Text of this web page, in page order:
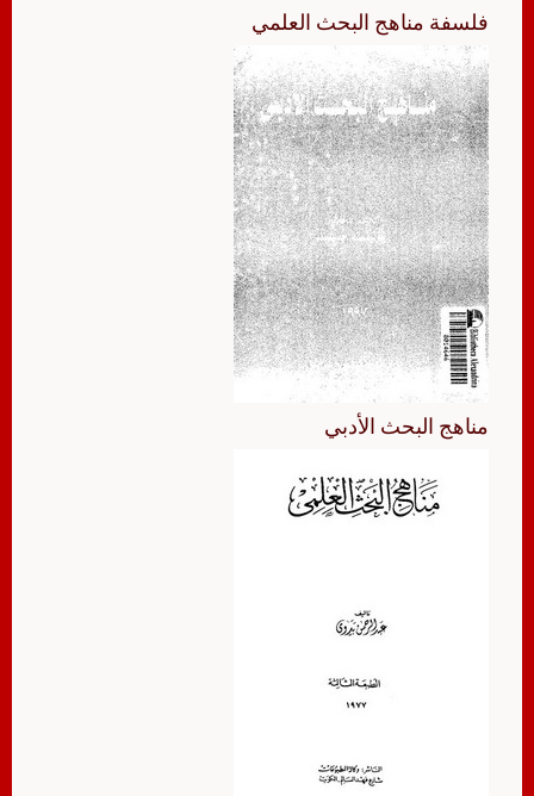
فلسفة مناهج البحث العلمي
مناهج البحث الأدبي